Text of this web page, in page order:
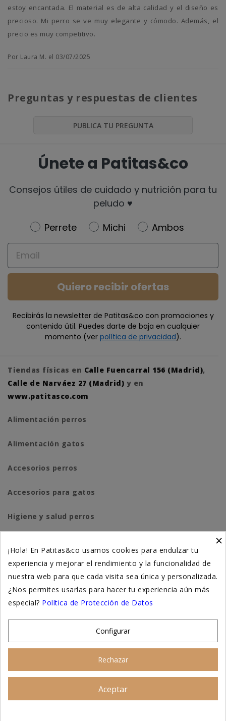
estoy encantada. El material es de alta calidad y el diseño es
precioso. Mi perro se ve muy elegante y cómodo. Además, el
precio es muy competitivo.
Por Laura M. el 03/07/2025
Preguntas y respuestas de clientes
PUBLICA TU PREGUNTA
Únete a Patitas&co
Consejos útiles de cuidado y nutrición para tu
peludo ♥️
Newsletter
Perrete Michi
Ambos
Email
Quiero recibir ofertas
Recibirás la newsletter de Patitas&co con promociones y
contenido útil. Puedes darte de baja en cualquier
momento (ver política de privacidad).
Tiendas físicas en Calle Fuencarral 156 (Madrid),
Calle de Narváez 27 (Madrid) y en
www.patitasco.com
Alimentación perros
Alimentación gatos
Accesorios perros
Accesorios para gatos
Higiene y salud perros
Suplementación natural
Otros
×
¡Hola! En Patitas&co usamos cookies para endulzar tu
experiencia y mejorar el rendimiento y la funcionalidad de
nuestra web para que cada visita sea única y personalizada.
¿Nos permites usarlas para hacer tu experiencia aún más
especial? Política de Protección de Datos
Configurar
Rechazar
Aceptar